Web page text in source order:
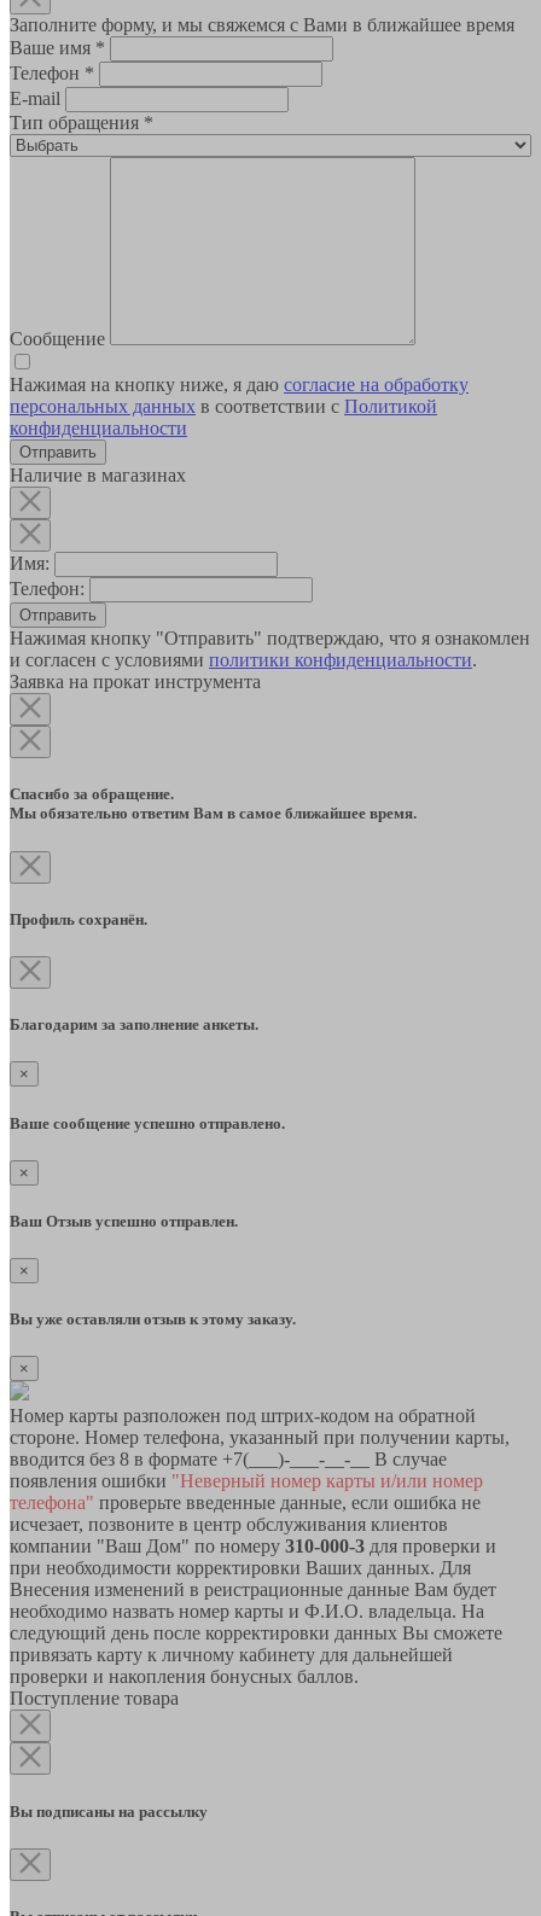
Заполните форму, и мы свяжемся с Вами в ближайшее время
Ваше имя *
Телефон *
E-mail
Тип обращения *
Сообщение
Нажимая на кнопку ниже, я даю согласие на обработку
персональных данных в соответствии с Политикой
конфиденциальности
Наличие в магазинах
Имя:
Телефон:
Отправить
Нажимая кнопку "Отправить" подтверждаю, что я ознакомлен
и согласен с условиями политики конфиденциальности.
Заявка на прокат инструмента
Спасибо за обращение.
Мы обязательно ответим Вам в самое ближайшее время.
Профиль сохранён.
Благодарим за заполнение анкеты.
×
Ваше сообщение успешно отправлено.
×
Ваш Отзыв успешно отправлен.
×
Вы уже оставляли отзыв к этому заказу.
×
Номер карты разположен под штрих-кодом на обратной
стороне. Номер телефона, указанный при получении карты,
вводится без 8 в формате +7(___)-___-__-__ В случае
появления ошибки "Неверный номер карты и/или номер
телефона" проверьте введенные данные, если ошибка не
исчезает, позвоните в центр обслуживания клиентов
компании "Ваш Дом" по номеру 310-000-3 для проверки и
при необходимости корректировки Ваших данных. Для
Внесения изменений в реистрационные данные Вам будет
необходимо назвать номер карты и Ф.И.О. владельца. На
следующий день после корректировки данных Вы сможете
привязать карту к личному кабинету для дальнейшей
проверки и накопления бонусных баллов.
Поступление товара
Вы подписаны на рассылку